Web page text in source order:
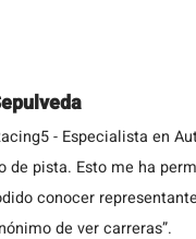
- Especialista en
de pista. Esto me ha
conocer
de ver carreras”.